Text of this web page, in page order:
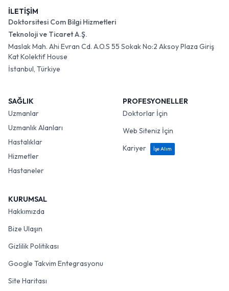
İLETİŞİM
Doktorsitesi Com Bilgi Hizmetleri
Teknoloji ve Ticaret A.Ş.
Maslak Mah. Ahi Evran Cd. A.O.S 55 Sokak No:2 Aksoy Plaza Giriş
Kat Kolektif House
İstanbul, Türkiye
SAĞLIK
Uzmanlar
Uzmanlık Alanları
Hastalıklar
Hizmetler
Hastaneler
PROFESYONELLER
Doktorlar İçin
Web Siteniz İçin
Kariyer
İşe Alım
KURUMSAL
Hakkımızda
Bize Ulaşın
Gizlilik Politikası
Google Takvim Entegrasyonu
Site Haritası